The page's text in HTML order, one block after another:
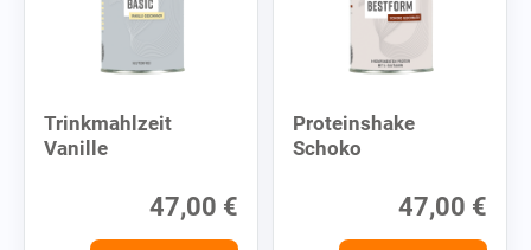
Trinkmahlzeit
Vanille
47,00 €
Proteinshake
Schoko
47,00 €